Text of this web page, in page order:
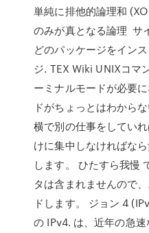
単純に排他的論理和
のみが真となる論理 サ
どのパッケージをイン
ジ. TEX Wiki UNIXコマ
ーミナルモードが必要
ドがちょっとはわから
横で別の仕事をしてい
けに集中しなければな
します。 ひたすら我慢
タは含まれませんので
ドします。 ジョン 4
の IPv4. は、近年の急